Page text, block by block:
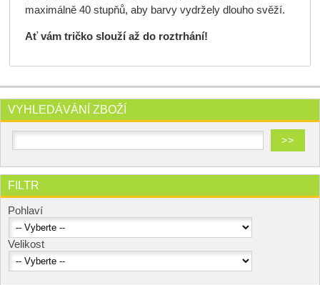
maximálně 40 stupňů, aby barvy vydržely dlouho svěží.
Ať vám tričko slouží až do roztrhání!
VYHLEDÁVÁNÍ ZBOŽÍ
FILTR
Pohlaví
Velikost